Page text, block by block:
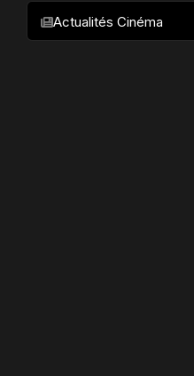
Policier
Romantique
Meilleurs films par acteur
Actualités Cinéma